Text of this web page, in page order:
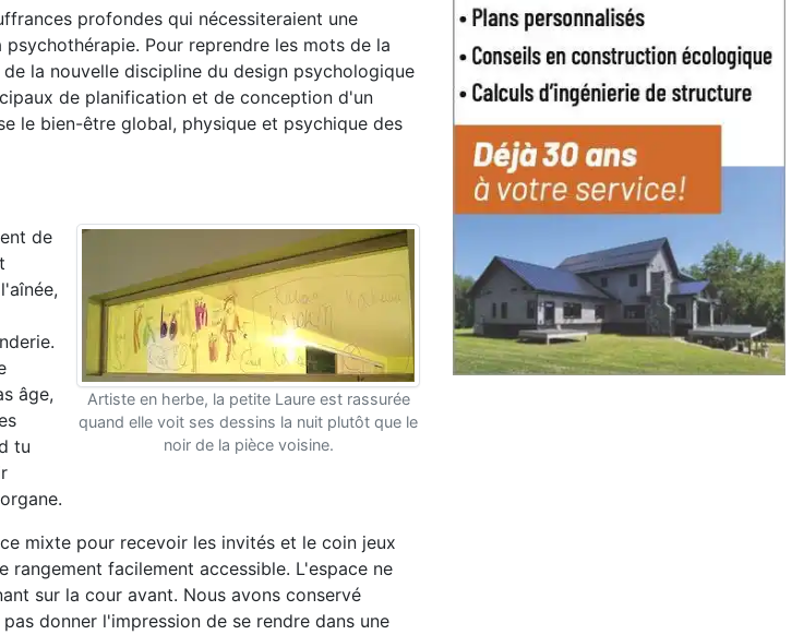
profondes qui nécessiteraient une
Pour reprendre les mots de la
la nouvelle discipline du design psychologique
de planification et de conception d'un
le bien-être global, physique et psychique des
Artiste en herbe, la petite Laure est rassurée
quand elle voit ses dessins la nuit plutôt que le
noir de la pièce voisine.
de
âge,
tu
mixte pour recevoir les invités et le coin jeux
facilement accessible. L'espace ne
sur la cour avant. Nous avons conservé
donner l'impression de se rendre dans une